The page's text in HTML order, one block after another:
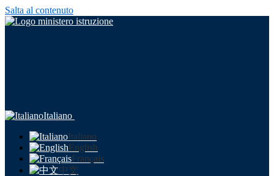
Salta al contenuto
Italiano
Italiano
English
Français
中文